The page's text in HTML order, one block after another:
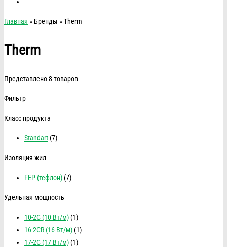
Главная » Бренды » Therm
Therm
Представлено 8 товаров
Фильтр
Класс продукта
Standart (7)
Изоляция жил
FEP (тефлон) (7)
Удельная мощность
10-2C (10 Вт/м) (1)
16-2CR (16 Вт/м) (1)
17-2C (17 Вт/м) (1)